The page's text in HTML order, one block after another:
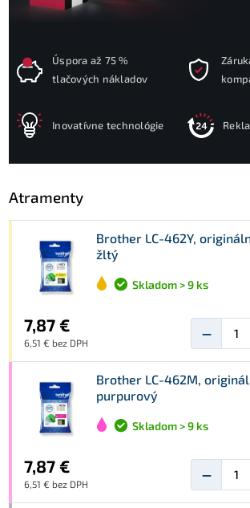
Úspora až 75 %
tlačových nákladov
Inovatívne technológie
Atramenty
Brother LC-462Y,
žltý
Skladom > 9 ks
7,87 €
6,51 € bez DPH −
Brother LC-462M,
purpurový
Skladom > 9 ks
7,87 €
6,51 € bez DPH −